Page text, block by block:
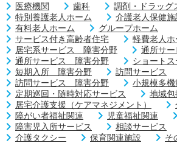
医療機関 歯科
調剤・ドラッグ
特別養護老人ホーム
介護老人保健施
有料老人ホーム
グループホーム
サービス付き高齢者住宅
軽費老人ホ
居宅系サービス 障害分野
通所サー
通所サービス 障害分野
ショートス
短期入所 障害分野
訪問サービス
訪問サービス 障害分野
小規模多
定期巡回・随時対応サービス
地域包
居宅介護支援（ケアマネジメント）
障がい者福祉関連
児童福祉関連
障害児入所サービス
相談サービス
介護タクシー
保育関連施設 そ